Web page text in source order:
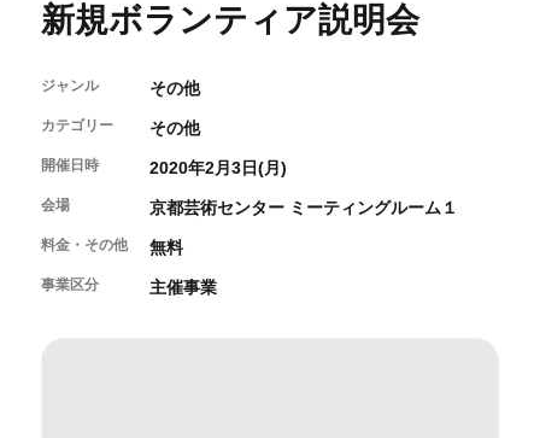
フェは11:00～18:00まで営業
ご利用案内
フロアガイド
交通アクセス
カフェ・ショップ
よくあるご質問
イベントに参加する
開催中のイベント
月間スケジュール
これまでのイベント
制作室を使う
制作室について
新規ボランティア説明会
ジャンル その他
カテゴリー その他
開催日時 2020年2月3日(月)
会場 京都芸術センター ミーティングルーム１
料金・その他 無料
事業区分 主催事業